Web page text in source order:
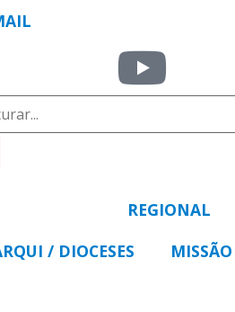
REGIONAL
/ DIOCESES